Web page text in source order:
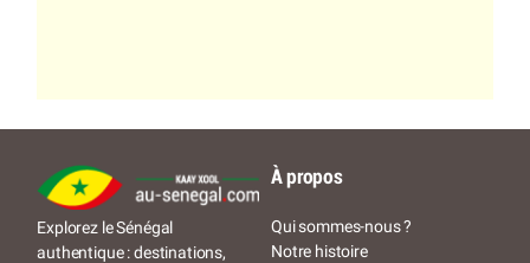
Explorez le Sénégal
authentique : destinations,
À propos
Qui sommes-nous ?
Notre histoire